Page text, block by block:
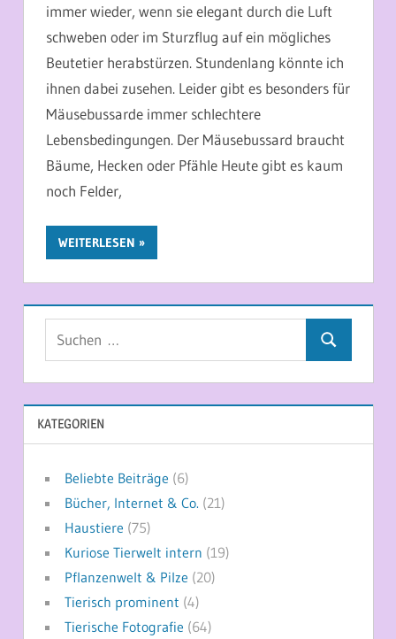
immer wieder, wenn sie elegant durch die Luft
schweben oder im Sturzflug auf ein mögliches
Beutetier herabstürzen. Stundenlang könnte ich
ihnen dabei zusehen. Leider gibt es besonders für
Mäusebussarde immer schlechtere
Lebensbedingungen. Der Mäusebussard braucht
Bäume, Hecken oder Pfähle Heute gibt es kaum
noch Felder,
WEITERLESEN
Suchen
KATEGORIEN
Beliebte Beiträge (6)
Bücher, Internet & Co. (21)
Haustiere (75)
Kuriose Tierwelt intern (19)
Pflanzenwelt & Pilze (20)
Tierisch prominent (4)
Tierische Fotografie (64)